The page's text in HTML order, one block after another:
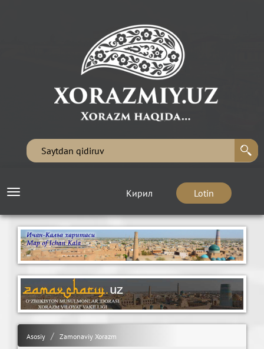
Кирил Lotin
Toggle
Asosiy Zamonaviy Xorazm